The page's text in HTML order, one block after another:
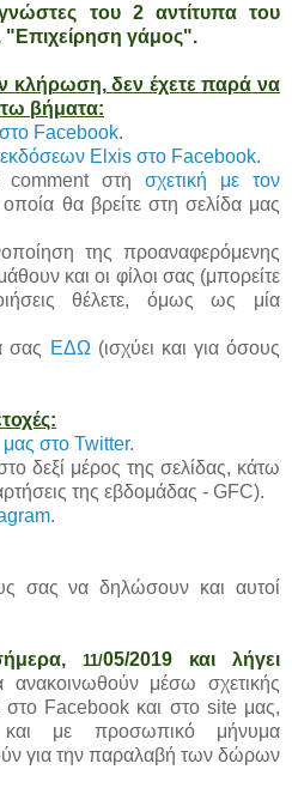
του 2 αντίτυπα του
"Επιχείρηση γάμος".
κλήρωση, δεν έχετε παρά να
βήματα:
Facebook.
εκδόσεων Elxis στο Facebook.
comment στησχετική με τον
θα βρείτε στη σελίδα μας
της προαναφερόμενης
και οι φίλοι σας (μπορείτε
θέλετε, όμως ως μία
σας ΕΔΩ (ισχύει και για όσους
μας στο Twitter.
δεξί μέρος της σελίδας, κάτω
της εβδομάδας - GFC).
.
σας να δηλώσουν και αυτοί
11/05/2019 και λήγει
ανακοινωθούν μέσω σχετικής
στο Facebook και στο site μας,
με προσωπικό μήνυμα
για την παραλαβή των δώρων